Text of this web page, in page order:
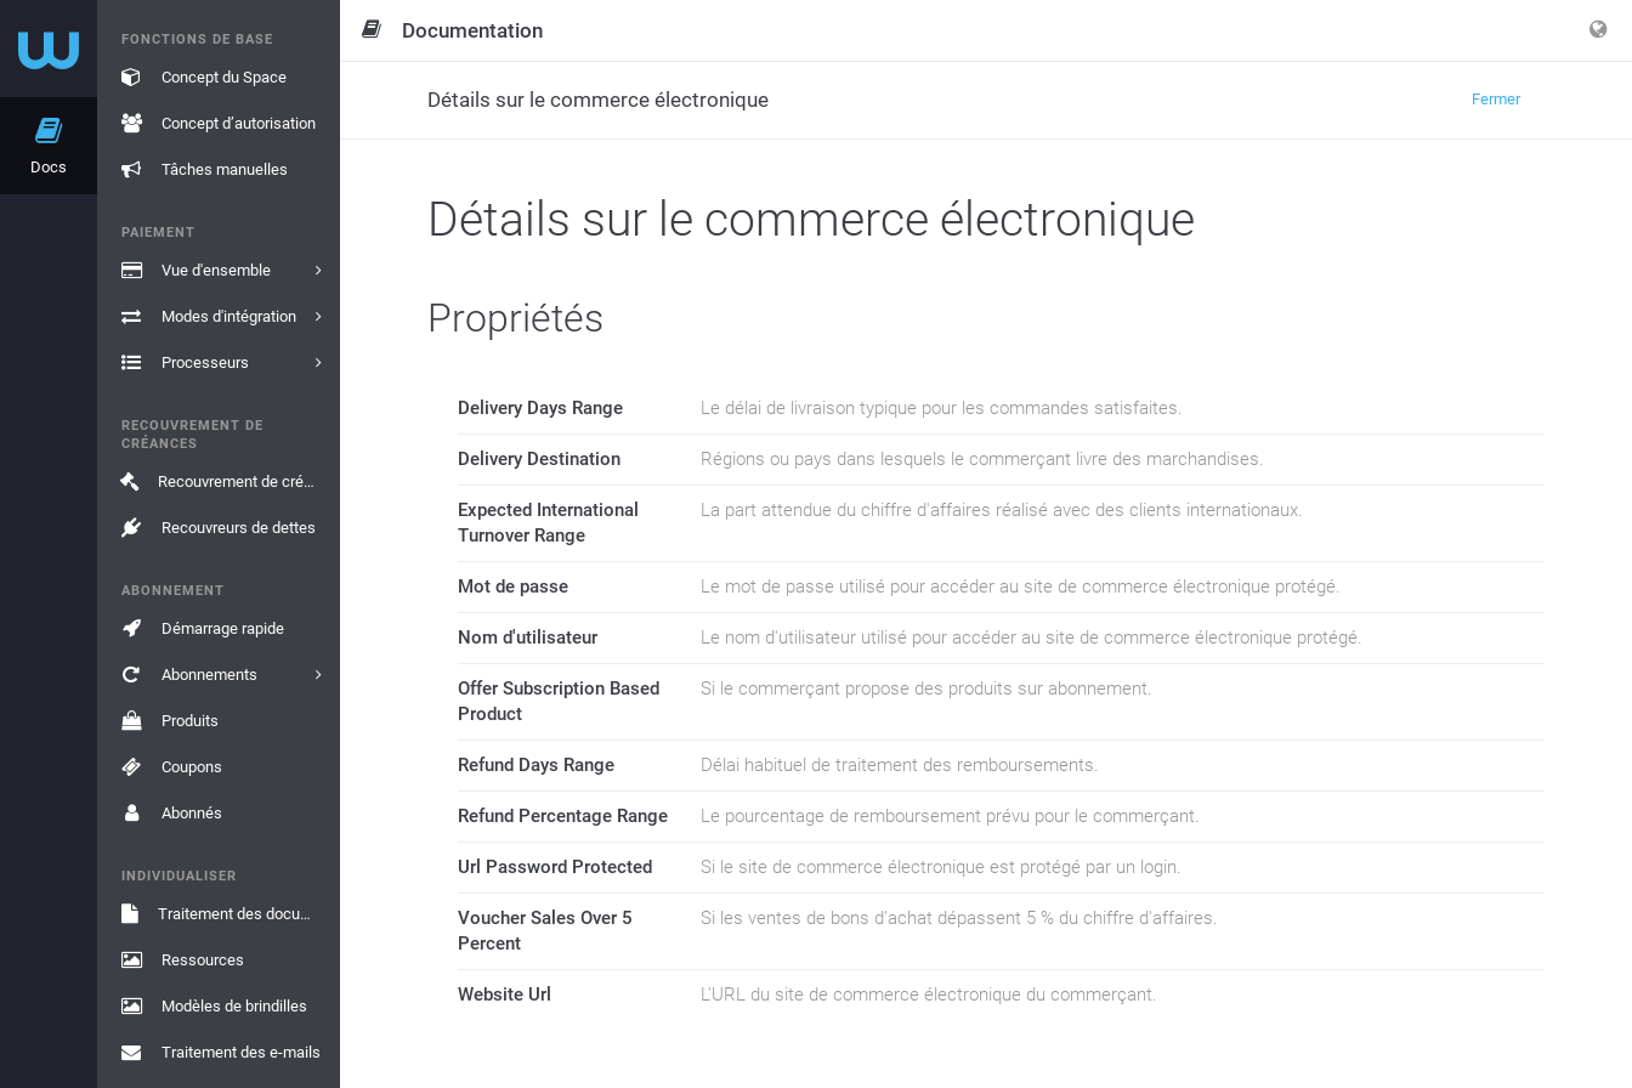
Docs
FONCTIONS DE BASE
Concept du Space
Concept d’autorisation
Tâches manuelles
PAIEMENT
Vue d'ensemble
Modes d'intégration
Processeurs
RECOUVREMENT DE
CRÉANCES
Recouvrement de créances
Recouvreurs de dettes
ABONNEMENT
Démarrage rapide
Abonnements
Produits
Coupons
Abonnés
INDIVIDUALISER
Traitement des documents
Ressources
Modèles de brindilles
Traitement des e-mails
Documentation
Détails sur le commerce électronique Fermer
Détails sur le commerce électronique
Propriétés
Delivery Days Range Le délai de livraison typique pour les commandes satisfaites.
Delivery Destination Régions ou pays dans lesquels le commerçant livre des marchandises.
Expected International
Turnover Range
La part attendue du chiffre d'affaires réalisé avec des clients internationaux.
Mot de passe Le mot de passe utilisé pour accéder au site de commerce électronique protégé.
Nom d'utilisateur Le nom d'utilisateur utilisé pour accéder au site de commerce électronique protégé.
Offer Subscription Based
Product
Si le commerçant propose des produits sur abonnement.
Refund Days Range Délai habituel de traitement des remboursements.
Refund Percentage Range Le pourcentage de remboursement prévu pour le commerçant.
Url Password Protected Si le site de commerce électronique est protégé par un login.
Voucher Sales Over 5
Percent
Si les ventes de bons d'achat dépassent 5 % du chiffre d'affaires.
Website Url L'URL du site de commerce électronique du commerçant.